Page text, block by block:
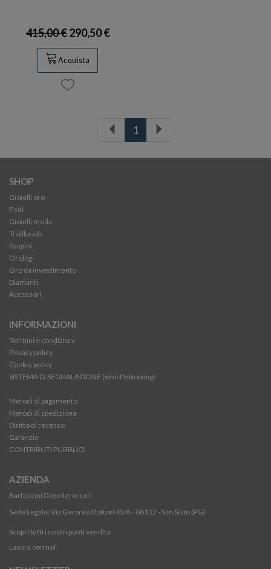
415,00 €290,50 €
Acquista
1
SHOP
Gioielli oro
Fedi
Gioielli moda
Trollbeads
Raspini
Orologi
Oro da investimento
Diamanti
Accessori
INFORMAZIONI
Termini e condizioni
Privacy policy
Cookie policy
SISTEMA DI SEGNALAZIONE (whistleblowing)
Metodi di pagamento
Metodi di spedizione
Diritto di recesso
Garanzie
CONTRIBUTI PUBBLICI
AZIENDA
Bartoccini Gioiellerie s.r.l.
Sede Legale: Via Gerardo Dottori 45/A - 06132 - San Sisto (PG)
Scopri tutti i nostri punti vendita
Lavora con noi